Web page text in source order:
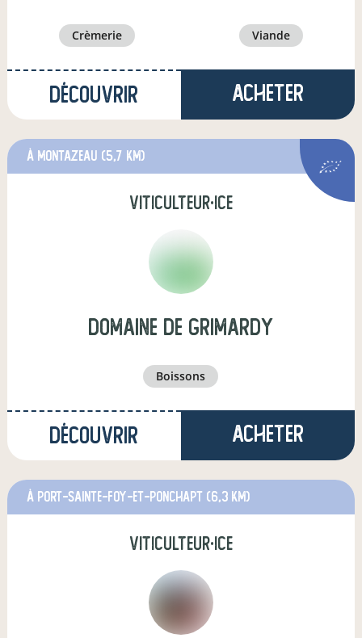
crèmerie viande
Découvrir Acheter
à Montazeau (5,7 km)
viticulteur·ice
Domaine de Grimardy
boissons
Découvrir Acheter
à Port-Sainte-Foy-et-Ponchapt (6,3 km)
viticulteur·ice